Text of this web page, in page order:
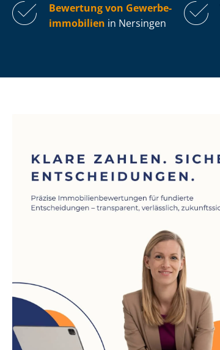
Bewertung von Ge­wer­be­
im­mo­bi­li­en in Nersingen